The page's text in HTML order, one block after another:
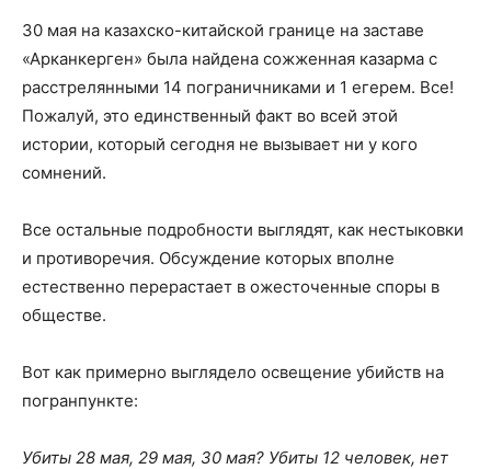
30 мая на казахско-китайской границе на заставе
«Арканкерген» была найдена сожженная казарма с
расстрелянными 14 пограничниками и 1 егерем. Все!
Пожалуй, это единственный факт во всей этой
истории, который сегодня не вызывает ни у кого
сомнений.
Все остальные подробности выглядят, как нестыковки
и противоречия. Обсуждение которых вполне
естественно перерастает в ожесточенные споры в
обществе.
Вот как примерно выглядело освещение убийств на
погранпункте:
Убиты 28 мая, 29 мая, 30 мая? Убиты 12 человек, нет